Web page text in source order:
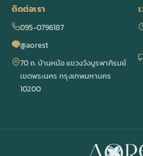
ติดต่อเรา
095-0796187
@aorest
70 ถ. บ้านหม้อ แขวงวังบูรพาภิรมย์
เขตพระนคร กรุงเทพมหานคร
10200